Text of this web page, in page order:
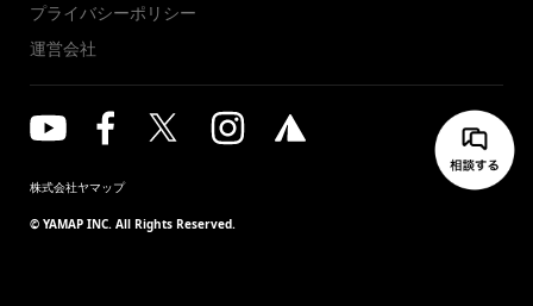
プライバシーポリシー
運営会社
株式会社ヤマップ
© YAMAP INC. All Rights Reserved.